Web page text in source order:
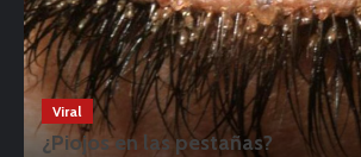
Viral
¿Piojos en las pestañas?